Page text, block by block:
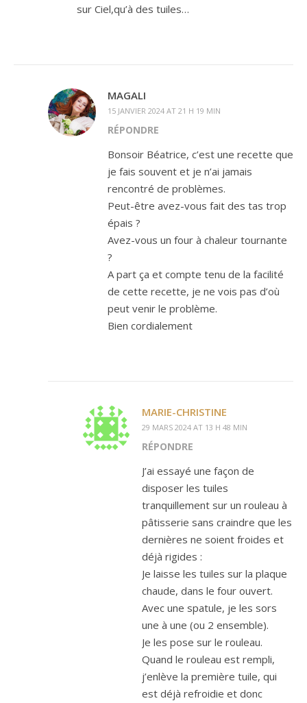
sur Ciel,qu’à des tuiles…
MAGALI
15 JANVIER 2024 AT 21 H 19 MIN
RÉPONDRE
Bonsoir Béatrice, c’est une recette que
je fais souvent et je n’ai jamais
rencontré de problèmes.
Peut-être avez-vous fait des tas trop
épais ?
Avez-vous un four à chaleur tournante
?
A part ça et compte tenu de la facilité
de cette recette, je ne vois pas d’où
peut venir le problème.
Bien cordialement
MARIE-CHRISTINE
29 MARS 2024 AT 13 H 48 MIN
RÉPONDRE
J’ai essayé une façon de
disposer les tuiles
tranquillement sur un rouleau à
pâtisserie sans craindre que les
dernières ne soient froides et
déjà rigides :
Je laisse les tuiles sur la plaque
chaude, dans le four ouvert.
Avec une spatule, je les sors
une à une (ou 2 ensemble).
Je les pose sur le rouleau.
Quand le rouleau est rempli,
j’enlève la première tuile, qui
est déjà refroidie et donc